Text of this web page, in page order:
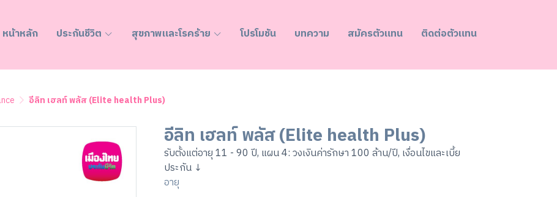
หน้าหลัก ประกันชีวิต สุขภาพและโรคร้าย โปรโมชัน บทความ สมัครตัวแทน ติดต่อตัวแทน
อีลิท เฮลท์ พลัส (Elite health Plus)
อีลิท เฮลท์ พลัส (Elite health Plus)
รับตั้งแต่อายุ 11 - 90 ปี, แผน 4: วงเงินค่ารักษา 100 ล้าน/ปี, เงื่อนไขและเบี้ย
ประกัน ↓
อายุ